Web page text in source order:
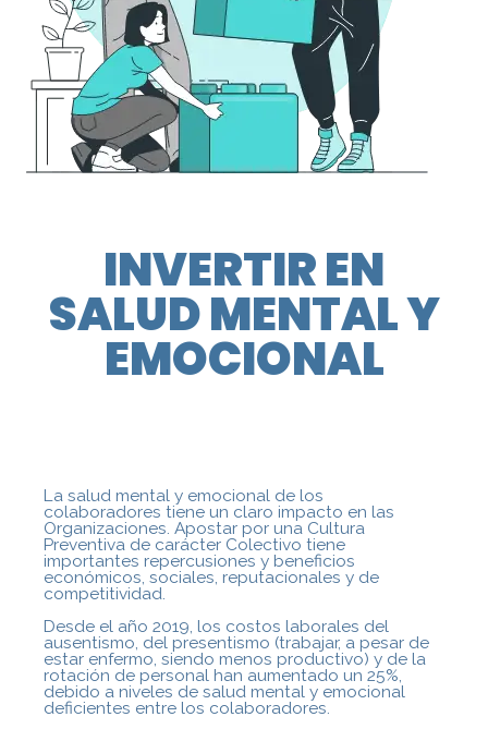
INVERTIR EN
SALUD MENTAL Y
EMOCIONAL
La salud mental y emocional de los
colaboradores tiene un claro impacto en las
Organizaciones. Apostar por una Cultura
Preventiva de carácter Colectivo tiene
importantes repercusiones y beneficios
económicos, sociales, reputacionales y de
competitividad.
Desde el año 2019, los costos laborales del
ausentismo, del presentismo (trabajar, a pesar de
estar enfermo, siendo menos productivo) y de la
rotación de personal han aumentado un 25%,
debido a niveles de salud mental y emocional
deficientes entre los colaboradores.